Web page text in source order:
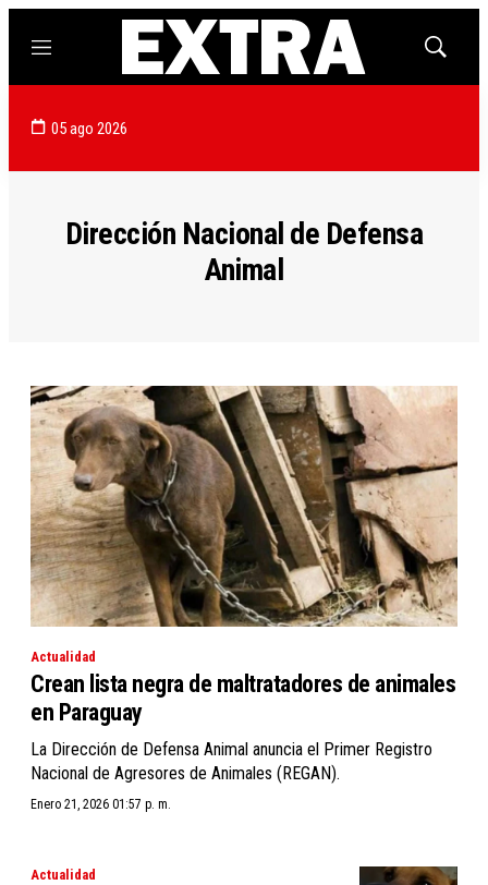
Menú
Mostrar
05 ago 2026
Dirección Nacional de Defensa
Animal
Actualidad
Crean lista negra de maltratadores de animales
en Paraguay
La Dirección de Defensa Animal anuncia el Primer Registro
Nacional de Agresores de Animales (REGAN).
Enero 21, 2026 01:57 p. m.
Actualidad